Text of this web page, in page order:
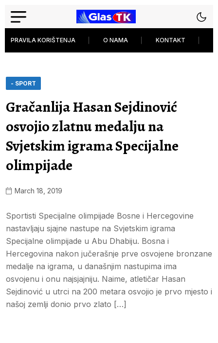
PRAVILA KORIŠTENJA O NAMA KONTAKT
- SPORT
Gračanlija Hasan Sejdinović
osvojio zlatnu medalju na
Svjetskim igrama Specijalne
olimpijade
March 18, 2019
Sportisti Specijalne olimpijade Bosne i Hercegovine
nastavljaju sjajne nastupe na Svjetskim igrama
Specijalne olimpijade u Abu Dhabiju. Bosna i
Hercegovina nakon jučerašnje prve osvojene bronzane
medalje na igrama, u današnjim nastupima ima
osvojenu i onu najsjajniju. Naime, atletičar Hasan
Sejdinović u utrci na 200 metara osvojio je prvo mjesto i
našoj zemlji donio prvo zlato […]